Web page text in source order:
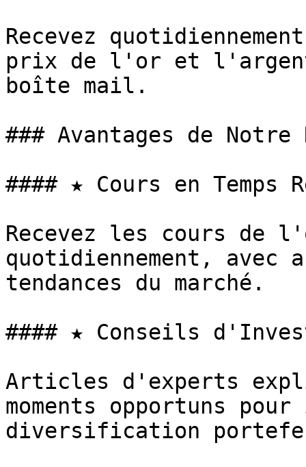
Recevez
prix de l'or et l'argent
boîte mail.
### Avantages de Notre
#### ★ Cours en Temps
Recevez les cours
quotidiennement, avec
tendances du marché.
#### ★ Conseils
Articles d'experts
moments opportuns
diversification